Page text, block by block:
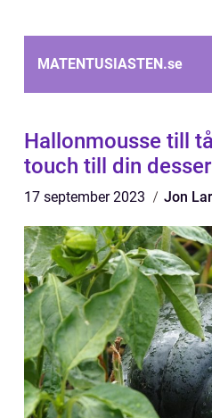
MATENTUSIASTEN.se
Hallonmousse till
touch till din
17 september 2023 Jon